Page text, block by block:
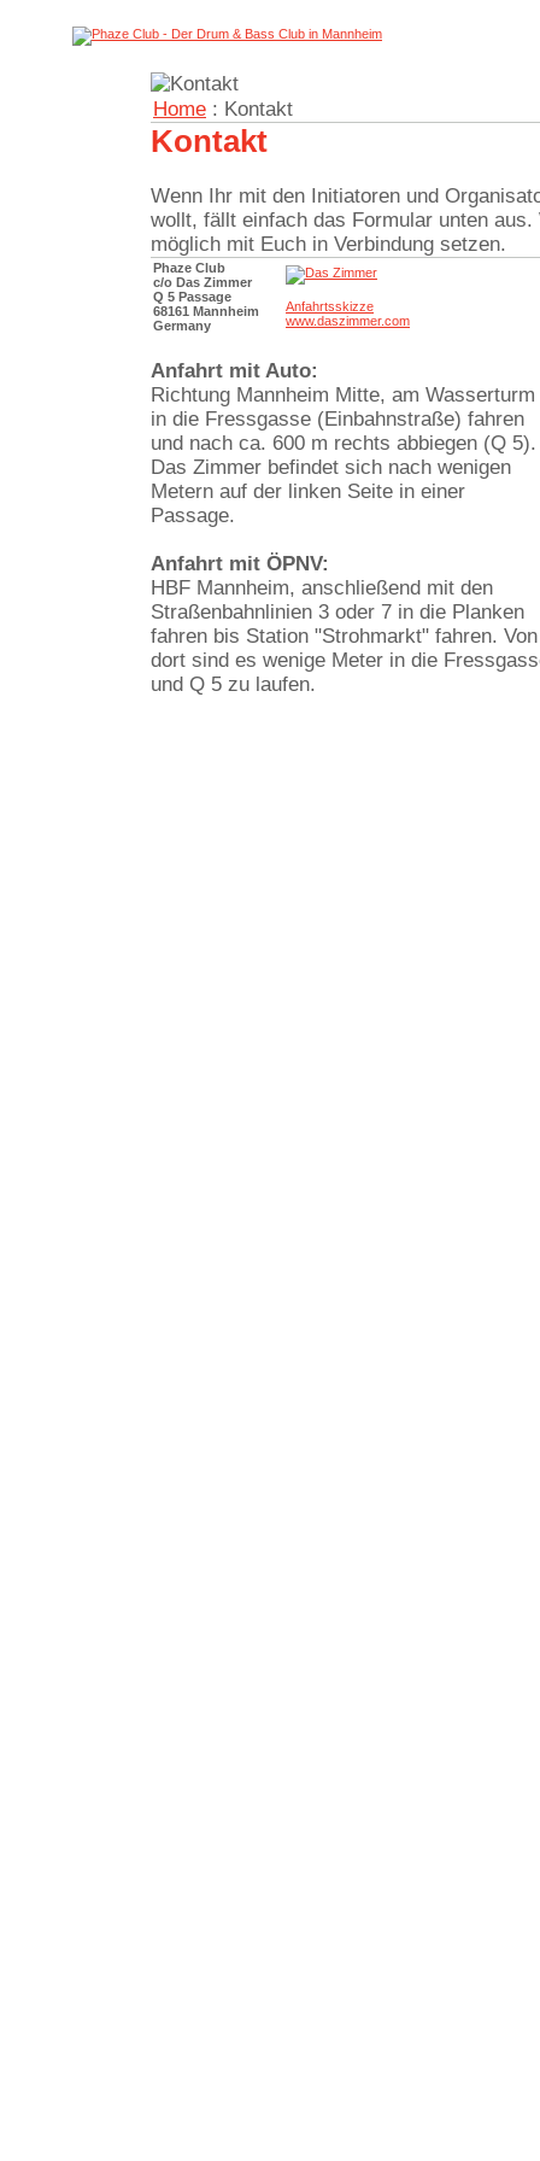
Home : Kontakt
Kontakt
Wenn Ihr mit den Initiatoren und
wollt, fällt einfach das Formular unten
möglich mit Euch in Verbindung setzen.
Phaze Club
c/o Das Zimmer
Q 5 Passage
68161 Mannheim
Germany
Anfahrtsskizze
www.daszimmer.com
Anfahrt mit Auto:
Richtung Mannheim Mitte, am Wasserturm
in die Fressgasse (Einbahnstraße) fahren
und nach ca. 600 m rechts abbiegen (Q 5).
Das Zimmer befindet sich nach wenigen
Metern auf der linken Seite in einer
Passage.
Anfahrt mit ÖPNV:
HBF Mannheim, anschließend mit den
Straßenbahnlinien 3 oder 7 in die Planken
fahren bis Station "Strohmarkt" fahren. Von
dort sind es wenige Meter in die
und Q 5 zu laufen.